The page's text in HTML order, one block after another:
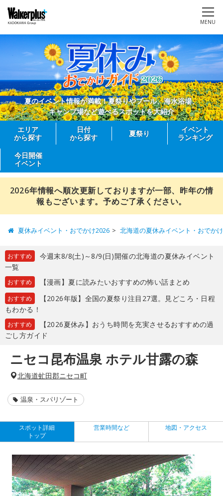
MENU
夏のイベント情報が満載！夏祭りやプール、海水浴場、
キャンプ場など遊べるスポットを大紹介
エリア
から探す
日付
から探す
夏祭り
イベント
ランキング
今日開催
イベント
2026年情報へ順次更新しておりますが一部、昨年の情
報もございます。予めご了承ください。
夏休みイベント・おでかけ2026 北海道の夏休みイベント・おでか
おすすめ
今週末8/8(土)～8/9(日)開催の北海道の夏休みイベント
一覧
おすすめ 【漫画】夏に読みたいおすすめの怖い話まとめ
おすすめ
【2026年版】全国の夏祭り注目27選。見どころ・日程
もわかる！
おすすめ
【2026夏休み】おうち時間を充実させるおすすめの過
ごし方ガイド
ニセコ昆布温泉 ホテル甘露の森
北海道虻田郡ニセコ町
温泉・スパリゾート
スポット詳細
トップ
営業時間など 地図・アクセス